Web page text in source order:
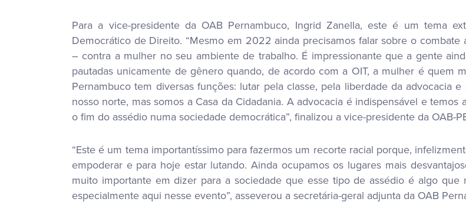
Para a vice-presidente da OAB Pernambuco, Ingrid Zanella, este é um tema
Democrático de Direito. “Mesmo em 2022 ainda precisamos falar sobre o
– contra a mulher no seu ambiente de trabalho. É impressionante que a gente
pautadas unicamente de gênero quando, de acordo com a OIT, a mulher é quem
Pernambuco tem diversas funções: lutar pela classe, pela liberdade da advocacia
nosso norte, mas somos a Casa da Cidadania. A advocacia é indispensável e
o fim do assédio numa sociedade democrática”, finalizou a vice-presidente da OAB-
“Este é um tema importantíssimo para fazermos um recorte racial porque,
empoderar e para hoje estar lutando. Ainda ocupamos os lugares mais
muito importante em dizer para a sociedade que esse tipo de assédio é algo
especialmente aqui nesse evento”, asseverou a secretária-geral adjunta da OAB